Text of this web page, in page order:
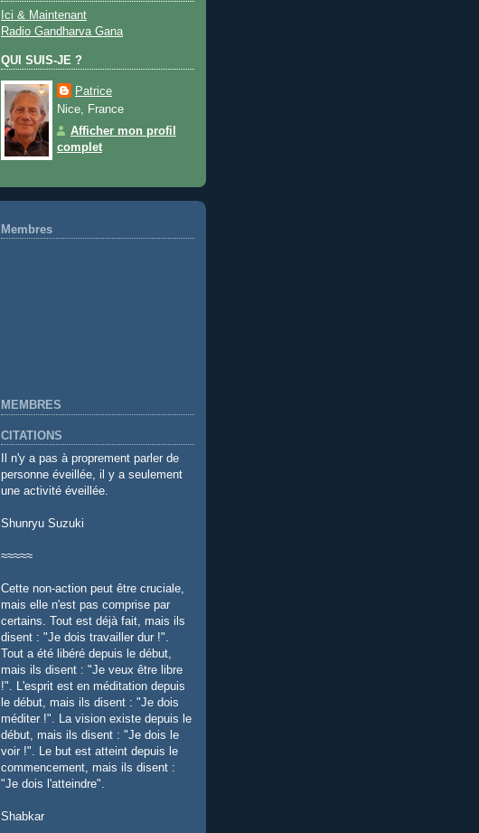
Ici & Maintenant
Radio Gandharva Gana
QUI SUIS-JE ?
Patrice
Nice, France
Afficher mon profil
complet
Membres
MEMBRES
CITATIONS
Il n'y a pas à proprement parler de
personne éveillée, il y a seulement
une activité éveillée.
Shunryu Suzuki
≈≈≈≈≈
Cette non-action peut être cruciale,
mais elle n'est pas comprise par
certains. Tout est déjà fait, mais ils
disent : "Je dois travailler dur !".
Tout a été libéré depuis le début,
mais ils disent : "Je veux être libre
!". L'esprit est en méditation depuis
le début, mais ils disent : "Je dois
méditer !". La vision existe depuis le
début, mais ils disent : "Je dois le
voir !". Le but est atteint depuis le
commencement, mais ils disent :
"Je dois l'atteindre".
Shabkar